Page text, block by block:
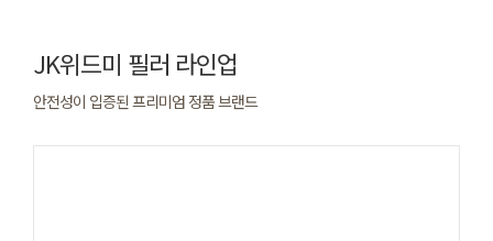
JK위드미 필러 라인업
안전성이 입증된 프리미엄 정품 브랜드